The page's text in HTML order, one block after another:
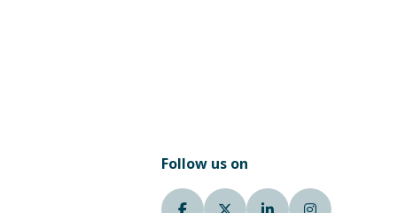
Follow us on